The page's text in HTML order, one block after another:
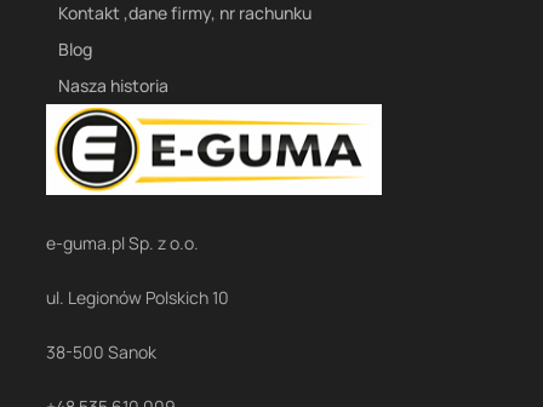
Kontakt ,dane firmy, nr rachunku
Blog
Nasza historia
e-guma.pl Sp. z o.o.
ul. Legionów Polskich 10
38-500 Sanok